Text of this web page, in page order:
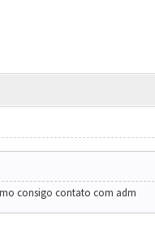
consigo contato com adm